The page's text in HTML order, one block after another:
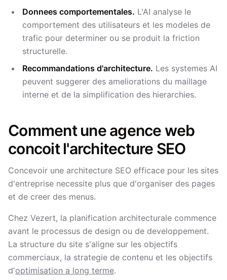
Donnees comportementales. L'AI analyse le
comportement des utilisateurs et les modeles de
trafic pour determiner ou se produit la friction
structurelle.
Recommandations d'architecture. Les systemes AI
peuvent suggerer des ameliorations du maillage
interne et de la simplification des hierarchies.
Comment une agence web
concoit l'architecture SEO
Concevoir une architecture SEO efficace pour les sites
d'entreprise necessite plus que d'organiser des pages
et de creer des menus.
Chez Vezert, la planification architecturale commence
avant le processus de design ou de developpement.
La structure du site s'aligne sur les objectifs
commerciaux, la strategie de contenu et les objectifs
d'optimisation a long terme.